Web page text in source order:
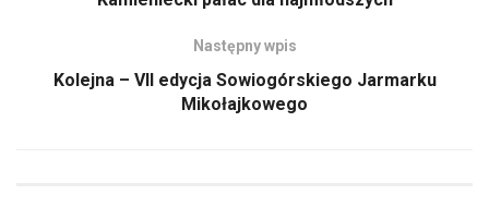
Następny wpis
Kolejna – VII edycja Sowiogórskiego Jarmarku
Mikołajkowego